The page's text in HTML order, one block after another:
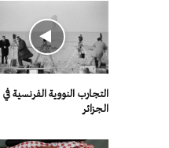
التجارب النووية الفرنسية في
الجزائر